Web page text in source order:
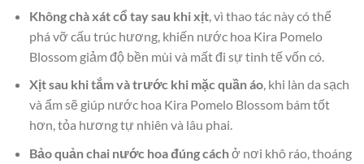
Không chà xát cổ tay sau khi xịt, vì thao tác này có thể
phá vỡ cấu trúc hương, khiến nước hoa Kira Pomelo
Blossom giảm độ bền mùi và mất đi sự tinh tế vốn có.
Xịt sau khi tắm và trước khi mặc quần áo, khi làn da sạch
và ẩm sẽ giúp nước hoa Kira Pomelo Blossom bám tốt
hơn, tỏa hương tự nhiên và lâu phai.
Bảo quản chai nước hoa đúng cáchở nơi khô ráo, thoáng